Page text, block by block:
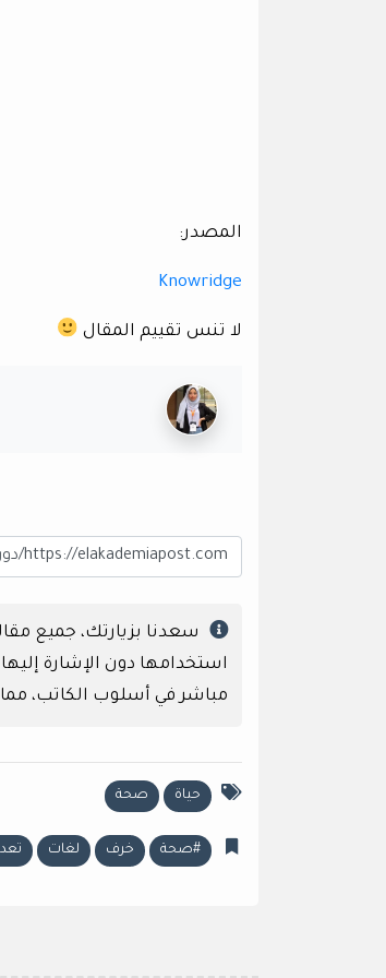
المصدر:
Knowridge
لا تنس تقييم المقال
سعدنا بزيارتك، جميع
استخدامها دون الإشارة
مباشر في أسلوب الكاتب،
حياة صحة
#صحة خرف لغات